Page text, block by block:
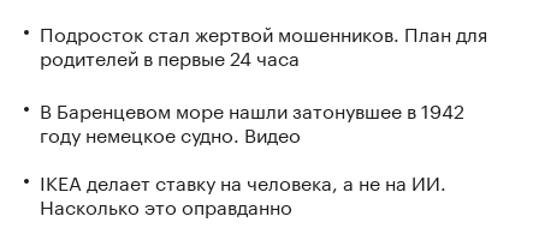
Подросток стал жертвой мошенников. План для
родителей в первые 24 часа
В Баренцевом море нашли затонувшее в 1942
году немецкое судно. Видео
IKEA делает ставку на человека, а не на ИИ.
Насколько это оправданно